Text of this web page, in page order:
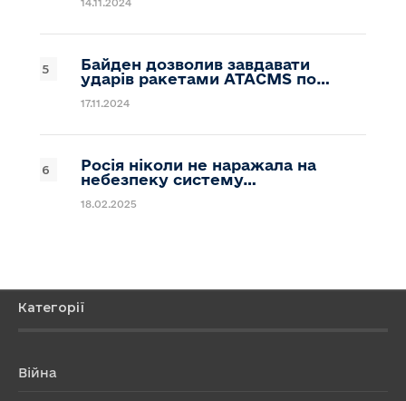
14.11.2024
Байден дозволив завдавати
ударів ракетами ATACMS по…
17.11.2024
Росія ніколи не наражала на
небезпеку систему…
18.02.2025
Категорії
Війна